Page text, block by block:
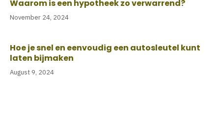
Waarom is een hypotheek zo verwarrend?
November 24, 2024
Hoe je snel en eenvoudig een autosleutel kunt
laten bijmaken
August 9, 2024